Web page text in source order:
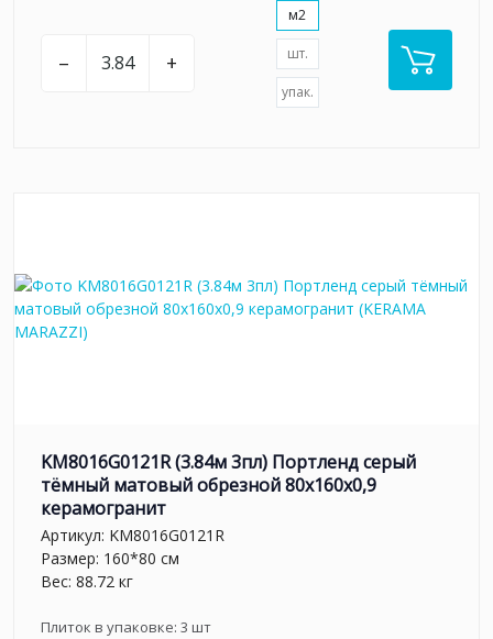
– +
м2
шт.
упак.
KM8016G0121R (3.84м 3пл) Портленд серый
тёмный матовый обрезной 80x160x0,9
керамогранит
Артикул: KM8016G0121R
Размер: 160*80 см
Вес: 88.72 кг
Плиток в упаковке: 3 шт